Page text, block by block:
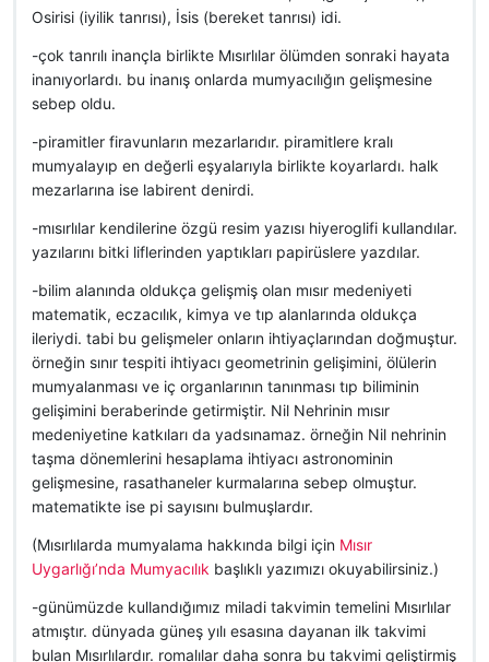
Osirisi (iyilik tanrısı), İsis (bereket tanrısı) idi.
-çok tanrılı inançla birlikte Mısırlılar ölümden sonraki hayata
inanıyorlardı. bu inanış onlarda mumyacılığın gelişmesine
sebep oldu.
-piramitler firavunların mezarlarıdır. piramitlere kralı
mumyalayıp en değerli eşyalarıyla birlikte koyarlardı. halk
mezarlarına ise labirent denirdi.
-mısırlılar kendilerine özgü resim yazısı hiyeroglifi kullandılar.
yazılarını bitki liflerinden yaptıkları papirüslere yazdılar.
-bilim alanında oldukça gelişmiş olan mısır medeniyeti
matematik, eczacılık, kimya ve tıp alanlarında oldukça
ileriydi. tabi bu gelişmeler onların ihtiyaçlarından doğmuştur.
örneğin sınır tespiti ihtiyacı geometrinin gelişimini, ölülerin
mumyalanması ve iç organlarının tanınması tıp biliminin
gelişimini beraberinde getirmiştir. Nil Nehrinin mısır
medeniyetine katkıları da yadsınamaz. örneğin Nil nehrinin
taşma dönemlerini hesaplama ihtiyacı astronominin
gelişmesine, rasathaneler kurmalarına sebep olmuştur.
matematikte ise pi sayısını bulmuşlardır.
(Mısırlılarda mumyalama hakkında bilgi için Mısır
Uygarlığı’nda Mumyacılık başlıklı yazımızı okuyabilirsiniz.)
-günümüzde kullandığımız miladi takvimin temelini Mısırlılar
atmıştır. dünyada güneş yılı esasına dayanan ilk takvimi
bulan Mısırlılardır. romalılar daha sonra bu takvimi geliştirmiş